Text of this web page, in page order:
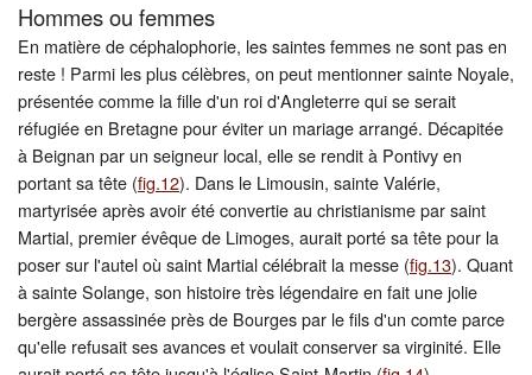
Hommes ou femmes
En matière de céphalophorie, les saintes femmes ne sont pas en
reste ! Parmi les plus célèbres, on peut mentionner sainte Noyale,
présentée comme la fille d'un roi d'Angleterre qui se serait
réfugiée en Bretagne pour éviter un mariage arrangé. Décapitée
à Beignan par un seigneur local, elle se rendit à Pontivy en
portant sa tête (fig.12). Dans le Limousin, sainte Valérie,
martyrisée après avoir été convertie au christianisme par saint
Martial, premier évêque de Limoges, aurait porté sa tête pour la
poser sur l'autel où saint Martial célébrait la messe (fig.13). Quant
à sainte Solange, son histoire très légendaire en fait une jolie
bergère assassinée près de Bourges par le fils d'un comte parce
qu'elle refusait ses avances et voulait conserver sa virginité. Elle